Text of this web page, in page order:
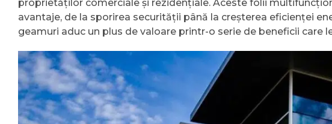
proprietăților comerciale și rezidențiale. Aceste folii
avantaje, de la sporirea securității până la creșterea eficienței
geamuri aduc un plus de valoare printr-o serie de beneficii care